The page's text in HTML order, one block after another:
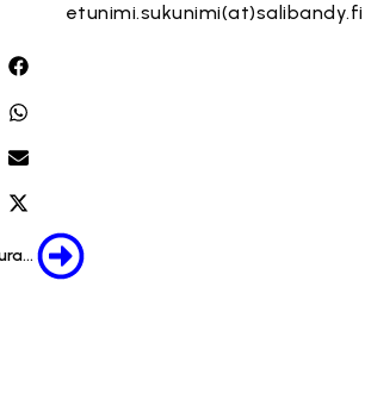
etunimi.sukunimi(at)salibandy.fi
Seuraava